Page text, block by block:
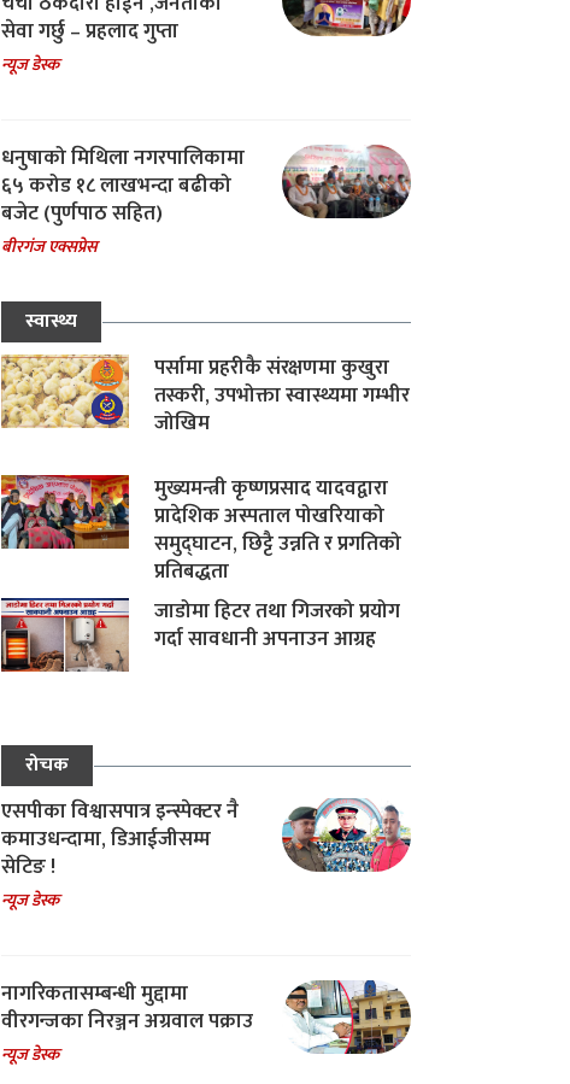
सेवा गर्छु – प्रहलाद गुप्ता
न्यूज डेस्क
धनुषाको मिथिला नगरपालिकामा
६५ करोड १८ लाखभन्दा बढीको
बजेट (पुर्णपाठ सहित)
बीरगंज एक्सप्रेस
स्वास्थ्य
पर्सामा प्रहरीकै संरक्षणमा कुखुरा
तस्करी, उपभोक्ता स्वास्थ्यमा गम्भीर
जोखिम
मुख्यमन्त्री कृष्णप्रसाद यादवद्वारा
प्रादेशिक अस्पताल पोखरियाको
समुद्घाटन, छिट्टै उन्नति र प्रगतिको
प्रतिबद्धता
जाडोमा हिटर तथा गिजरको प्रयोग
गर्दा सावधानी अपनाउन आग्रह
रोचक
एसपीका विश्वासपात्र इन्स्पेक्टर नै
कमाउधन्दामा, डिआईजीसम्म
सेटिङ !
न्यूज डेस्क
नागरिकतासम्बन्धी मुद्दामा
वीरगन्जका निरञ्जन अग्रवाल पक्राउ
न्यूज डेस्क